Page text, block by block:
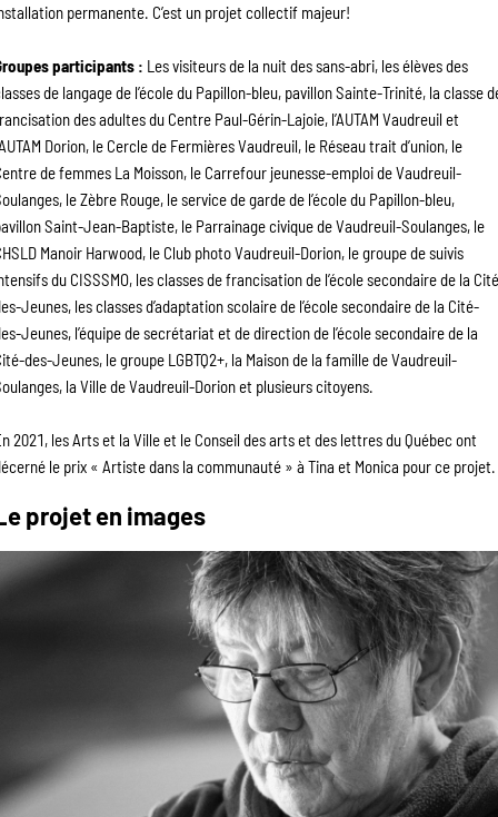
permanente. C’est un projet collectif majeur!
participants : Les visiteurs de la nuit des sans-abri, les élèves des
de langage de l’école du Papillon-bleu, pavillon Sainte-Trinité, la classe
des adultes du Centre Paul-Gérin-Lajoie, l’AUTAM Vaudreuil et
Dorion, le Cercle de Fermières Vaudreuil, le Réseau trait d’union, le
de femmes La Moisson, le Carrefour jeunesse-emploi de Vaudreuil-
le Zèbre Rouge, le service de garde de l’école du Papillon-bleu,
Saint-Jean-Baptiste, le Parrainage civique de Vaudreuil-Soulanges, le
Manoir Harwood, le Club photo Vaudreuil-Dorion, le groupe de suivis
du CISSSMO, les classes de francisation de l’école secondaire de la
Jeunes, les classes d’adaptation scolaire de l’école secondaire de la Cité-
Jeunes, l’équipe de secrétariat et de direction de l’école secondaire de la
des-Jeunes, le groupe LGBTQ2+, la Maison de la famille de Vaudreuil-
la Ville de Vaudreuil-Dorion et plusieurs citoyens.
2021, les Arts et la Ville et le Conseil des arts et des lettres du Québec ont
le prix « Artiste dans la communauté » à Tina et Monica pour ce projet.
projet en images